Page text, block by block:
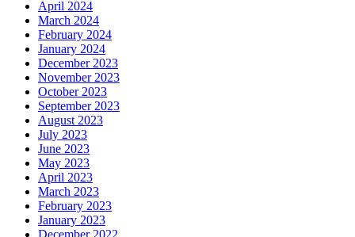
April 2024
March 2024
February 2024
January 2024
December 2023
November 2023
October 2023
September 2023
August 2023
July 2023
June 2023
May 2023
April 2023
March 2023
February 2023
January 2023
December 2022